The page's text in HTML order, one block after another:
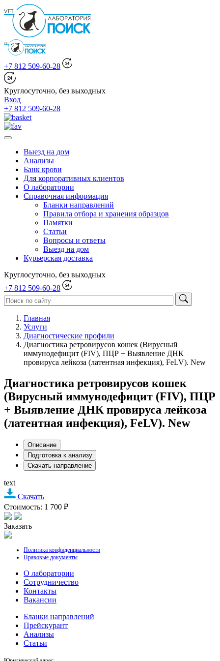
+7 812 509-60-28
Круглосуточно, без выходных
Вход
+7 812 509-60-28
Выезд на дом
Анализы
Банк крови
Для корпоративных клиентов
О лаборатории
Справочная информация
Бланки направлений
Правила отбора и хранения образцов
Памятки
Статьи
Вопросы и ответы
Выезд на дом
Курьерская доставка
Круглосуточно, без выходных
+7 812 509-60-28
Главная
Услуги
Диагностические профили
Диагностика ретровирусов кошек (Вирусный
иммунодефицит (FIV), ПЦР + Выявление ДНК
провируса лейкоза (латентная инфекция), FeLV). New
Диагностика ретровирусов кошек
(Вирусный иммунодефицит (FIV), ПЦР
+ Выявление ДНК провируса лейкоза
(латентная инфекция), FeLV). New
Описание
Подготовка к анализу
Скачать направление
text
Скачать
Стоимость: 1 700 ₽
Заказать
Политика конфиденциальности
Правовые документы
О лаборатории
Cотрудничество
Контакты
Вакансии
Бланки направлений
Прейскурант
Анализы
Статьи